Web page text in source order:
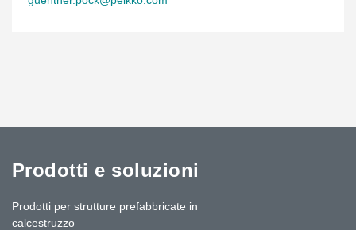
Prodotti e soluzioni
Prodotti per strutture prefabbricate in
calcestruzzo